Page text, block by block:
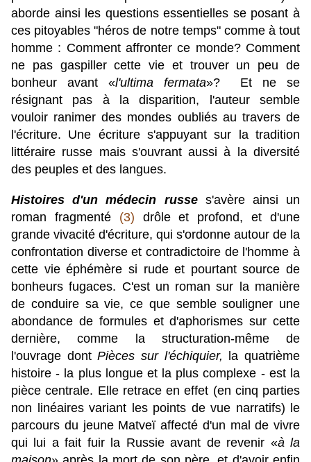
aborde ainsi les questions essentielles se posant à
ces pitoyables "héros de notre temps" comme à tout
homme : Comment affronter ce monde? Comment
ne pas gaspiller cette vie et trouver un peu de
bonheur avant «l'ultima fermata»? Et ne se
résignant pas à la disparition, l'auteur semble
vouloir ranimer des mondes oubliés au travers de
l'écriture. Une écriture s'appuyant sur la tradition
littéraire russe mais s'ouvrant aussi à la diversité
des peuples et des langues.
Histoires d'un médecin russes'avère ainsi un
roman fragmenté(3) drôle et profond, et d'une
grande vivacité d'écriture, qui s'ordonne autour de la
confrontation diverse et contradictoire de l'homme à
cette vie éphémère si rude et pourtant source de
bonheurs fugaces. C'est un roman sur la manière
de conduire sa vie, ce que semble souligner une
abondance de formules et d'aphorismes sur cette
dernière, comme la structuration-même de
l'ouvrage dontPièces sur l'échiquier, la quatrième
histoire - la plus longue et la plus complexe - est la
pièce centrale. Elle retrace en effet (en cinq parties
non linéaires variant les points de vue narratifs) le
parcours du jeune Matveï affecté d'un mal de vivre
qui lui a fait fuir la Russie avant de revenir «à la